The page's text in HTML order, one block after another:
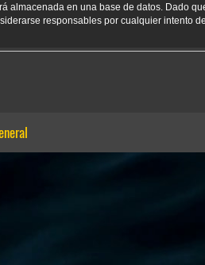
almacenada en una base de datos. Dado
responsables por cualquier intento